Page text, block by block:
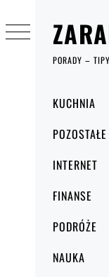
PORADY –
główneKUCHNIA
POZOSTAŁE
INTERNET
FINANSE
PODRÓŻE
NAUKA
do
treści